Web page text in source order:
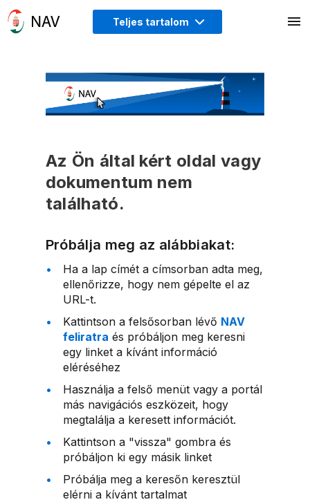
Teljes tartalom
Az Ön által kért oldal vagy
dokumentum nem
található.
Próbálja meg az alábbiakat:
Ha a lap címét a címsorban adta meg,
ellenőrizze, hogy nem gépelte el az
URL-t.
Kattintson a felsősorban lévő NAV
feliratra és próbáljon meg keresni
egy linket a kívánt információ
eléréséhez
Használja a felső menüt vagy a portál
más navigációs eszközeit, hogy
megtalálja a keresett információt.
Kattintson a "vissza" gombra és
próbáljon ki egy másik linket
Próbálja meg a keresőn keresztül
elérni a kívánt tartalmat